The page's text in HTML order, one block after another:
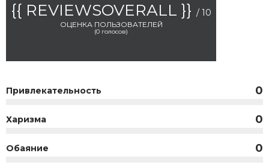
{{ REVIEWSOVERALL }} / 10
ОЦЕНКА ПОЛЬЗОВАТЕЛЕЙ
(0 голосов)
Привлекательность 0
Харизма 0
Обаяние 0